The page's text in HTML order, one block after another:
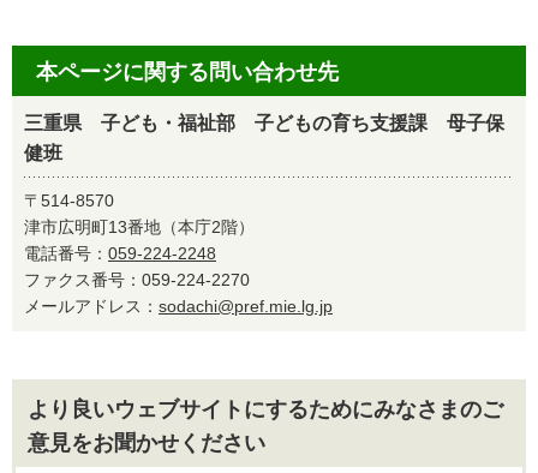
本ページに関する問い合わせ先
三重県 子ども・福祉部 子どもの育ち支援課 母子保
健班
〒514-8570
津市広明町13番地（本庁2階）
電話番号： 059-224-2248
ファクス番号：059-224-2270
メールアドレス： sodachi@pref.mie.lg.jp
より良いウェブサイトにするためにみなさまのご
意見をお聞かせください